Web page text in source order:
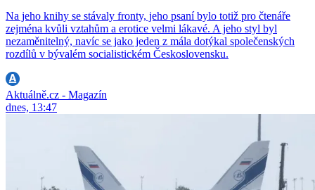
Na jeho knihy se stávaly fronty, jeho psaní bylo totiž pro čtenáře
zejména kvůli vztahům a erotice velmi lákavé. A jeho styl byl
nezaměnitelný, navíc se jako jeden z mála dotýkal společenských
rozdílů v bývalém socialistickém Československu.
Aktuálně.cz - Magazín
dnes, 13:47